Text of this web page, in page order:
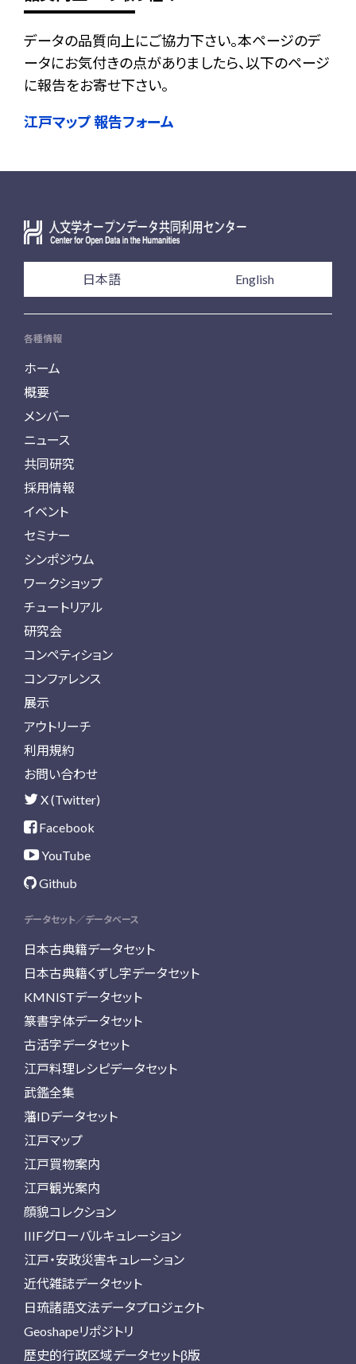
データの品質向上にご協力下さい。本ページのデ
ータにお気付きの点がありましたら、以下のページ
に報告をお寄せ下さい。
江戸マップ 報告フォーム
日本語 English
各種情報
ホーム
概要
メンバー
ニュース
共同研究
採用情報
イベント
セミナー
シンポジウム
ワークショップ
チュートリアル
研究会
コンペティション
コンファレンス
展示
アウトリーチ
利用規約
お問い合わせ
X (Twitter)
Facebook
YouTube
Github
データセット／データベース
日本古典籍データセット
日本古典籍くずし字データセット
KMNISTデータセット
篆書字体データセット
古活字データセット
江戸料理レシピデータセット
武鑑全集
藩IDデータセット
江戸マップ
江戸買物案内
江戸観光案内
顔貌コレクション
IIIFグローバルキュレーション
江戸・安政災害キュレーション
近代雑誌データセット
日琉諸語文法データプロジェクト
Geoshapeリポジトリ
歴史的行政区域データセットβ版